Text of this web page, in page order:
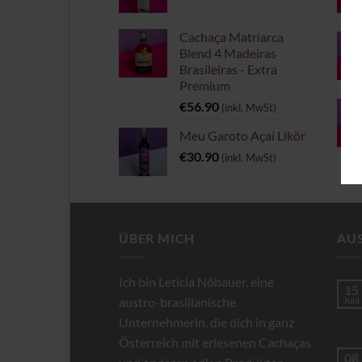
Cachaça Matriarca
Blend 4 Madeiras
Brasileiras - Extra
Premium
€56.90 (inkl. MwSt)
Meu Garoto Açaí Likör
€30.90 (inkl. MwSt)
ÜBER MICH
Ich bin Leticia Nöbauer, eine
austro-brasilianische
Unternehmerin, die dich in ganz
Österreich mit erlesenen Cachaças
15
Juni
08